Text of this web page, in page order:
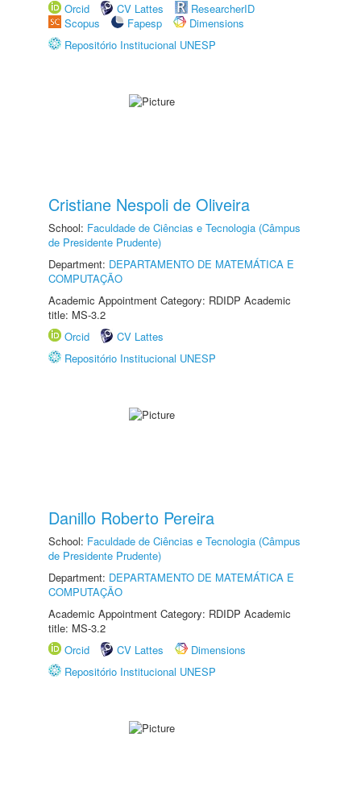
Orcid
CV Lattes
ResearcherID
Scopus
Fapesp
Dimensions
Repositório Institucional UNESP
Cristiane Nespoli de Oliveira
School: Faculdade de Ciências e Tecnologia (Câmpus
de Presidente Prudente)
Department: DEPARTAMENTO DE MATEMÁTICA E
COMPUTAÇÃO
Academic Appointment Category: RDIDP Academic
title: MS-3.2
Orcid
CV Lattes
Repositório Institucional UNESP
Danillo Roberto Pereira
School: Faculdade de Ciências e Tecnologia (Câmpus
de Presidente Prudente)
Department: DEPARTAMENTO DE MATEMÁTICA E
COMPUTAÇÃO
Academic Appointment Category: RDIDP Academic
title: MS-3.2
Orcid
CV Lattes
Dimensions
Repositório Institucional UNESP